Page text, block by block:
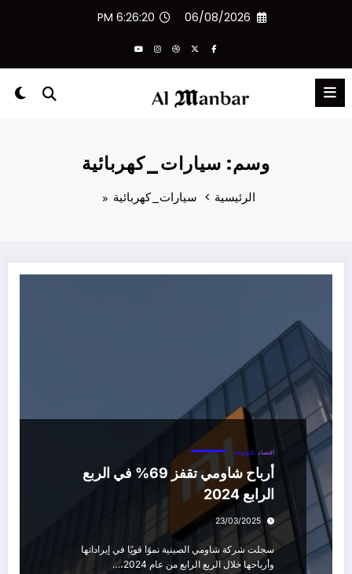
06/08/2026
6:26:20 PM
وسم: سيارات_كهربائية
الرئيسية سيارات_كهربائية
اقتصاد تكنولوجيا
أرباح شاومي تقفز 69% في الربع
الرابع 2024
23/03/2025
سجلت شركة شاومي الصينية نموًا قويًا في إيراداتها
وأرباحها خلال الربع الرابع من عام 2024،…